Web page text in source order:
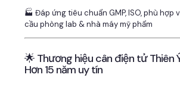
🏭 Đáp ứng tiêu chuẩn GMP, ISO, phù hợp
cầu phòng lab & nhà máy mỹ phẩm
🌟 Thương hiệu cân điện tử Thiên
Hơn 15 năm uy tín